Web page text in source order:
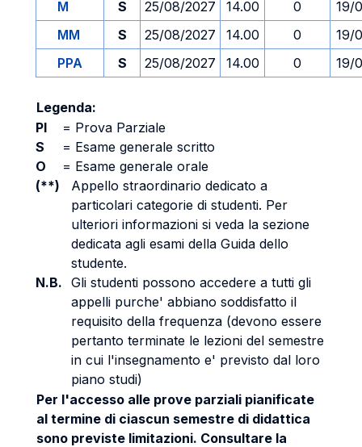
M S 25/08/2027 14.00 0
19/
MM
S 25/08/2027 14.00 0
19/
PPA
S 25/08/2027 14.00 0 19/
Legenda:
PI
= Prova Parziale
S
= Esame generale scritto
O
= Esame generale orale
(**)
Appello straordinario dedicato a
particolari categorie di studenti. Per
ulteriori informazioni si veda la sezione
dedicata agli esami della Guida dello
studente.
N.B. Gli studenti possono accedere a tutti gli
appelli purche' abbiano soddisfatto il
requisito della frequenza (devono essere
pertanto terminate le lezioni del semestre
in cui l'insegnamento e' previsto dal loro
piano studi)
Per l'accesso alle prove parziali pianificate
al termine di ciascun semestre di didattica
sono previste limitazioni. Consultare la